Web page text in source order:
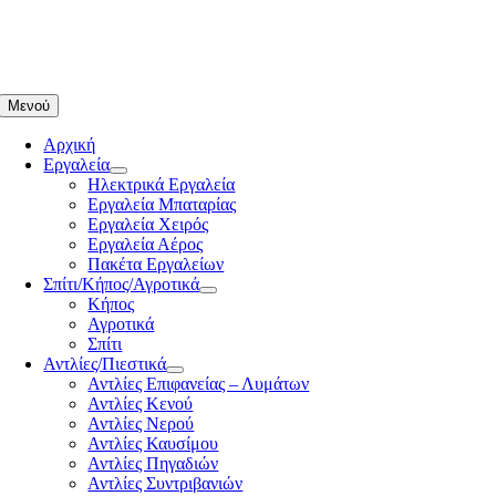
Μενού
Αρχική
Εργαλεία
Ηλεκτρικά Εργαλεία
Εργαλεία Μπαταρίας
Εργαλεία Χειρός
Εργαλεία Αέρος
Πακέτα Εργαλείων
Σπίτι/Κήπος/Αγροτικά
Κήπος
Αγροτικά
Σπίτι
Αντλίες/Πιεστικά
Αντλίες Επιφανείας – Λυμάτων
Αντλίες Κενού
Αντλίες Νερού
Αντλίες Καυσίμου
Αντλίες Πηγαδιών
Αντλίες Συντριβανιών